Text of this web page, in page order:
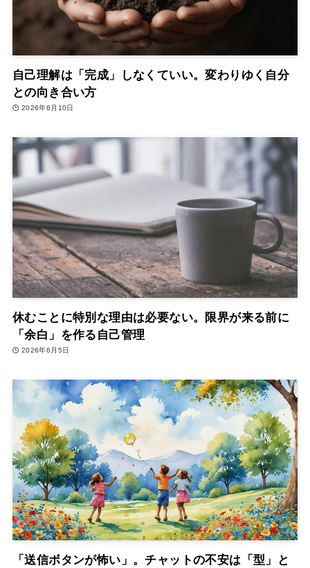
自己理解は「完成」しなくていい。変わりゆく自分
との向き合い方
2026年6月10日
休むことに特別な理由は必要ない。限界が来る前に
「余白」を作る自己管理
2026年6月5日
「送信ボタンが怖い」。チャットの不安は「型」と